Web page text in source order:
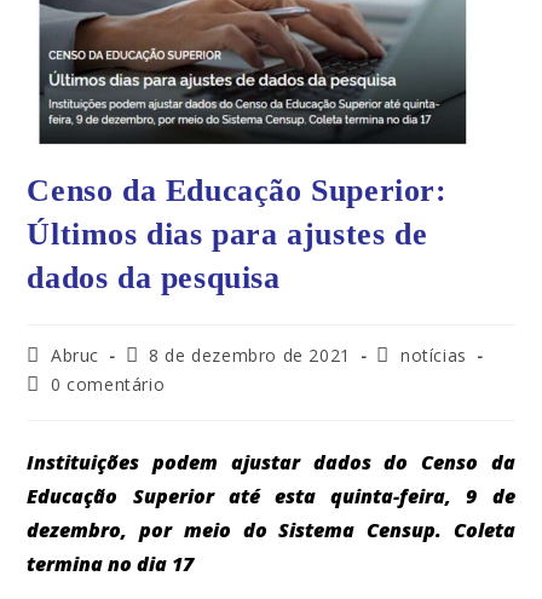
Censo da Educação Superior:
Últimos dias para ajustes de
dados da pesquisa
Abruc 8 de dezembro de 2021
notícias
0 comentário
Instituições podem ajustar dados do Censo da
Educação Superior até esta quinta-feira, 9 de
dezembro, por meio do Sistema Censup. Coleta
termina no dia 17